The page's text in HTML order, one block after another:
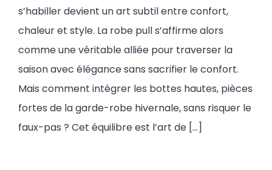
s’habiller devient un art subtil entre confort,
chaleur et style. La robe pull s’affirme alors
comme une véritable alliée pour traverser la
saison avec élégance sans sacrifier le confort.
Mais comment intégrer les bottes hautes, pièces
fortes de la garde-robe hivernale, sans risquer le
faux-pas ? Cet équilibre est l’art de […]